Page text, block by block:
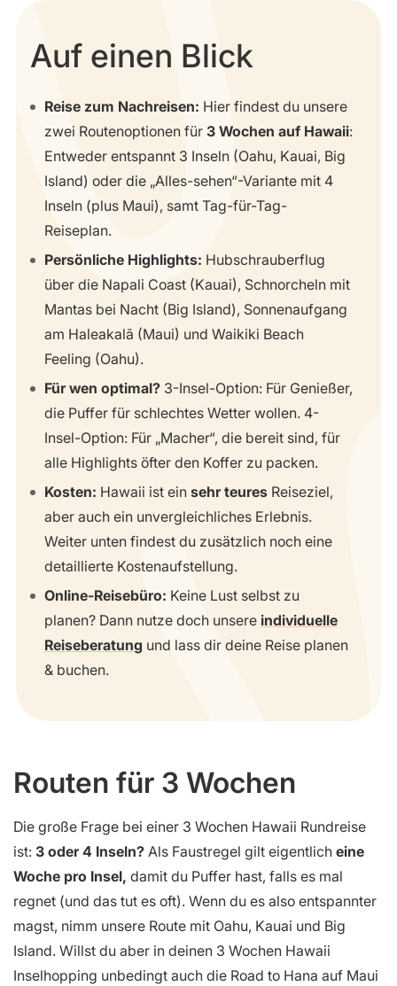
Auf einen Blick
Reise zum Nachreisen: Hier findest du unsere
zwei Routenoptionen für 3 Wochen auf Hawaii:
Entweder entspannt 3 Inseln (Oahu, Kauai, Big
Island) oder die „Alles-sehen“-Variante mit 4
Inseln (plus Maui), samt Tag-für-Tag-
Reiseplan.
Persönliche Highlights: Hubschrauberflug
über die Napali Coast (Kauai), Schnorcheln mit
Mantas bei Nacht (Big Island), Sonnenaufgang
am Haleakalā (Maui) und Waikiki Beach
Feeling (Oahu).
Für wen optimal? 3-Insel-Option: Für Genießer,
die Puffer für schlechtes Wetter wollen. 4-
Insel-Option: Für „Macher“, die bereit sind, für
alle Highlights öfter den Koffer zu packen.
Kosten: Hawaii ist ein sehr teures Reiseziel,
aber auch ein unvergleichliches Erlebnis.
Weiter unten findest du zusätzlich noch eine
detaillierte Kostenaufstellung.
Online-Reisebüro: Keine Lust selbst zu
planen? Dann nutze doch unsere individuelle
Reiseberatung und lass dir deine Reise planen
& buchen.
Routen für 3 Wochen
Die große Frage bei einer 3 Wochen Hawaii Rundreise
ist: 3 oder 4 Inseln? Als Faustregel gilt eigentlich eine
Woche pro Insel, damit du Puffer hast, falls es mal
regnet (und das tut es oft). Wenn du es also entspannter
magst, nimm unsere Route mit Oahu, Kauai und Big
Island. Willst du aber in deinen 3 Wochen Hawaii
Inselhopping unbedingt auch die Road to Hana auf Maui